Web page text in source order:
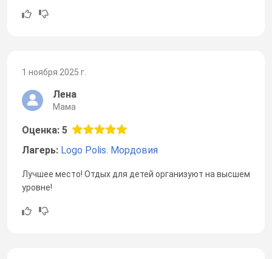
1 ноября 2025 г.
Лена
Мама
Оценка: 5
Лагерь: Logo Polis. Мордовия
Лучшее место! Отдых для детей организуют на высшем
уровне!